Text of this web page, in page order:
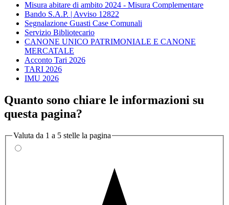
Misura abitare di ambito 2024 - Misura Complementare
Bando S.A.P. | Avviso 12822
Segnalazione Guasti Case Comunali
Servizio Bibliotecario
CANONE UNICO PATRIMONIALE E CANONE
MERCATALE
Acconto Tari 2026
TARI 2026
IMU 2026
Quanto sono chiare le informazioni su
questa pagina?
Valuta da 1 a 5 stelle la pagina